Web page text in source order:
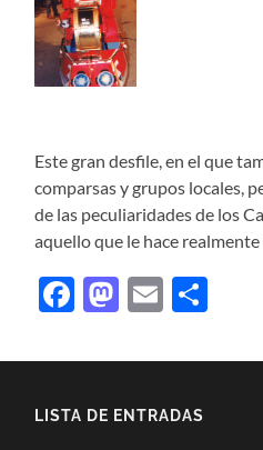
Este gran desfile, en el que
comparsas y grupos locales,
de las peculiaridades de los
aquello que le hace
Facebook
Mastodon
Email
LISTA DE ENTRADAS